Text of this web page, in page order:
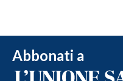
Abbonati a